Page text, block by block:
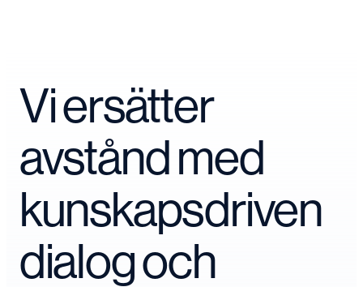
Vi ersätter
avstånd med
kunskapsdriven
dialog och